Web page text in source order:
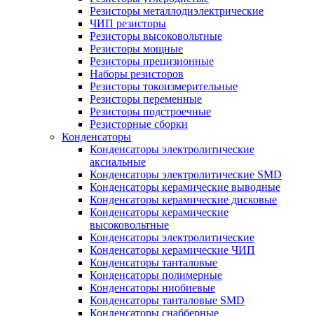
Резисторы металлодиэлектрические
ЧИП резисторы
Резисторы высоковольтные
Резисторы мощные
Резисторы прецизионные
Наборы резисторов
Резисторы токоизмерительные
Резисторы переменные
Резисторы подстроечные
Резисторные сборки
Конденсаторы
Конденсаторы электролитические
аксиальные
Конденсаторы электролитические SMD
Конденсаторы керамические выводные
Конденсаторы керамические дисковые
Конденсаторы керамические
высоковольтные
Конденсаторы электролитические
Конденсаторы керамические ЧИП
Конденсаторы танталовые
Конденсаторы полимерные
Конденсаторы ниобиевые
Конденсаторы танталовые SMD
Конденсаторы снабберные